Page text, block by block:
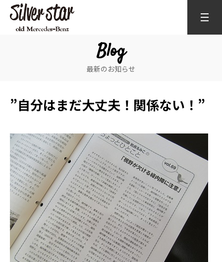
Blog
最新のお知らせ
”自分はまだ大丈夫！関係ない！”